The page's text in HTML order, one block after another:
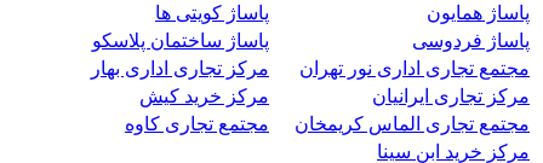
پاساژ همایون
پاساژ کویتی ها
پاساژ فردوسی
پاساژ ساختمان پلاسکو
مجتمع تجاری اداری نور تهران
مرکز تجاری اداری بهار
مرکز تجاری ایرانیان
مرکز خرید کیش
مجتمع تجاری الماس کریمخان
مجتمع تجاری کاوه
مرکز خرید ابن سینا